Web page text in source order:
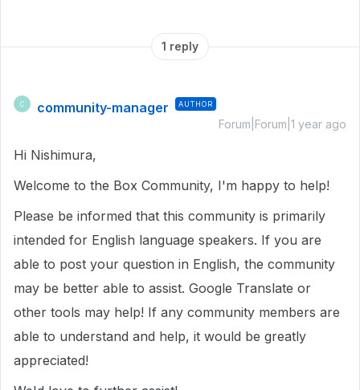
1 reply
C community-manager AUTHOR
Forum|Forum|1 year ago
Hi Nishimura,
Welcome to the Box Community, I'm happy to help!
Please be informed that this community is primarily
intended for English language speakers. If you are
able to post your question in English, the community
may be better able to assist. Google Translate or
other tools may help! If any community members are
able to understand and help, it would be greatly
appreciated!